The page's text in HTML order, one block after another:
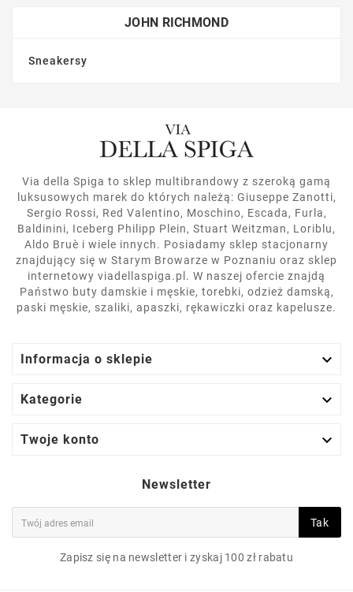
JOHN RICHMOND
Sneakersy
Via della Spiga to sklep multibrandowy z szeroką gamą
luksusowych marek do których należą: Giuseppe Zanotti,
Sergio Rossi, Red Valentino, Moschino, Escada, Furla,
Baldinini, Iceberg Philipp Plein, Stuart Weitzman, Loriblu,
Aldo Bruè i wiele innych. Posiadamy sklep stacjonarny
znajdujący się w Starym Browarze w Poznaniu oraz sklep
internetowy viadellaspiga.pl. W naszej ofercie znajdą
Państwo buty damskie i męskie, torebki, odzież damską,
paski męskie, szaliki, apaszki, rękawiczki oraz kapelusze.
Informacja o sklepie 
Kategorie 
Twoje konto 
Newsletter
Tak
Zapisz się na newsletter i zyskaj 100 zł rabatu